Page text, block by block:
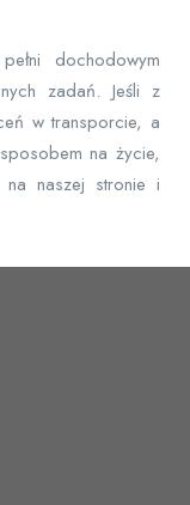
dochodowym
zadań. Jeśli z
w transporcie, a
na życie,
na naszej stronie i